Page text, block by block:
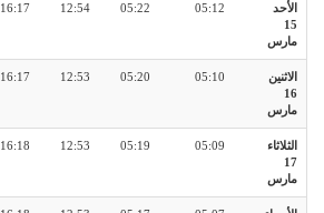
الأحد
15
مارس
05:12
05:22
12:54
16:17
الاثنين
16
مارس
05:10
05:20
12:53
16:17
الثلاثاء
17
مارس
05:09
05:19
12:53
16:18